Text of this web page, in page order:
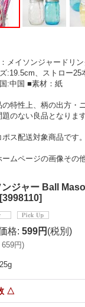
メイソンジャードリ
:19.5cm、ストロー25
:中国 ■素材：紙
特性上、柄の出方・
題のない良品となりま
ス配送対象商品です。
ムページの画像その
ンジャー Ball
[3998110]
格: 599円 (税別)
659円)
25g
△